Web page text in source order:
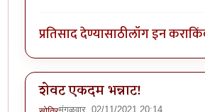
प्रतिसाद देण्यासाठीलॉग इन करा
शेवट एकदम भन्नाट!
मंगळवार, 02/11/2021 20:14